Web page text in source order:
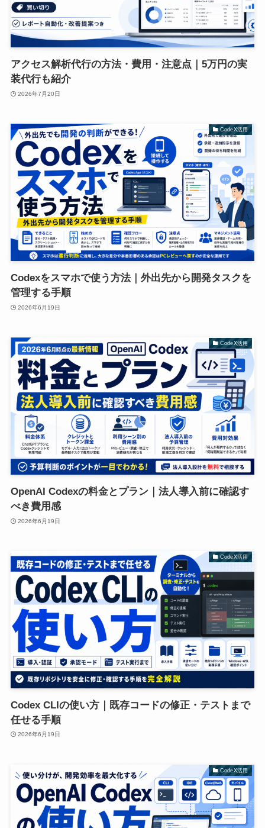
アクセス解析代行の方法・費用・注意点｜5万円の実
装代行も紹介
2026年7月20日
CodeX活用
Codexをスマホで使う方法｜外出先から開発タスクを
管理する手順
2026年6月19日
CodeX活用
OpenAI Codexの料金とプラン｜法人導入前に確認す
べき費用感
2026年6月19日
CodeX活用
Codex CLIの使い方｜既存コードの修正・テストまで
任せる手順
2026年6月19日
CodeX活用